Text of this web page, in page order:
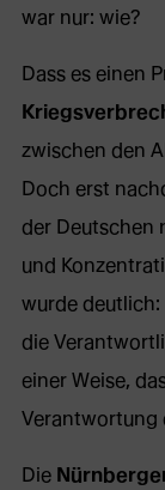
war nur: wie?
Dass es einen
zwischen den
Doch erst
der Deutschen
und
wurde deutlich:
die
einer Weise,
Verantwortung
Die